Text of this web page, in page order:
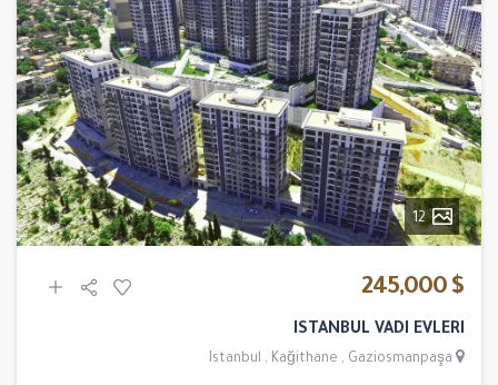
12
$ 245,000
ISTANBUL VADI EVLERI
Istanbul , Kağithane , Gaziosmanpaşa